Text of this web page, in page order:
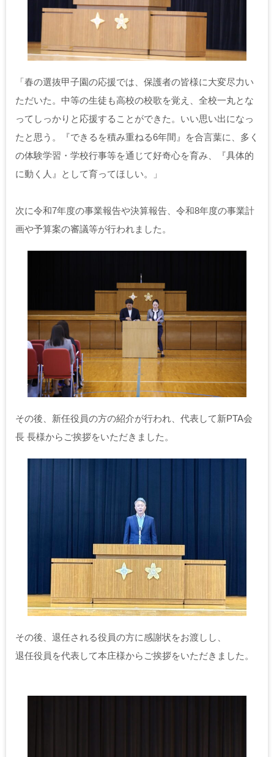
「春の選抜甲子園の応援では、保護者の皆様に大変尽力い
ただいた。中等の生徒も高校の校歌を覚え、全校一丸とな
ってしっかりと応援することができた。いい思い出になっ
たと思う。『できるを積み重ねる6年間』を合言葉に、多く
の体験学習・学校行事等を通じて好奇心を育み、『具体的
に動く人』として育ってほしい。」
次に令和7年度の事業報告や決算報告、令和8年度の事業計
画や予算案の審議等が行われました。
その後、新任役員の方の紹介が行われ、代表して新PTA会
長 長様からご挨拶をいただきました。
その後、退任される役員の方に感謝状をお渡しし、
退任役員を代表して本庄様からご挨拶をいただきました。